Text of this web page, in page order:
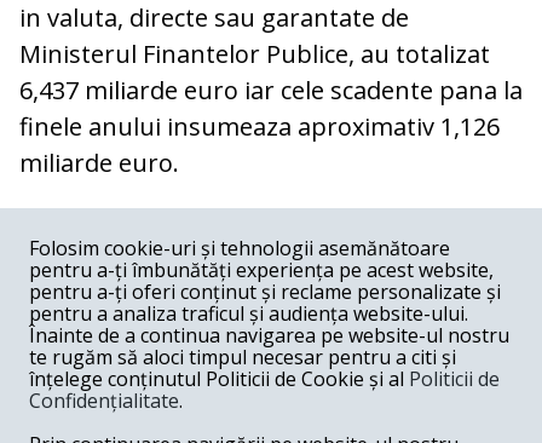
in valuta, directe sau garantate de
Ministerul Finantelor Publice, au totalizat
6,437 miliarde euro iar cele scadente pana la
finele anului insumeaza aproximativ 1,126
miliarde euro.
COMENTARII
Nume
Email
Folosim cookie-uri și tehnologii asemănătoare
pentru a-ți îmbunătăți experiența pe acest website,
pentru a-ți oferi conținut și reclame personalizate și
pentru a analiza traficul și audiența website-ului.
Înainte de a continua navigarea pe website-ul nostru
te rugăm să aloci timpul necesar pentru a citi și
înțelege conținutul Politicii de Cookie și al Politicii de
Confidențialitate.